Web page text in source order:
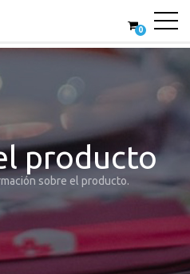
0
producto
sobre el producto.